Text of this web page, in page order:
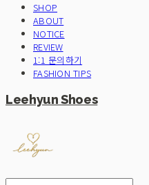
SHOP
ABOUT
NOTICE
REVIEW
1:1 문의하기
FASHION TIPS
Leehyun Shoes